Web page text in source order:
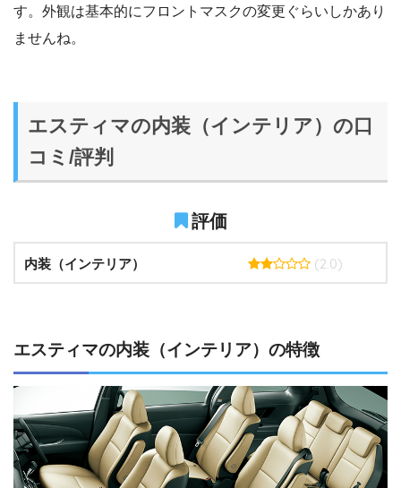
す。外観は基本的にフロントマスクの変更ぐらいしかあり
ませんね。
エスティマの内装（インテリア）の口
コミ/評判
評価
内装（インテリア） (2.0)
エスティマの内装（インテリア）の特徴